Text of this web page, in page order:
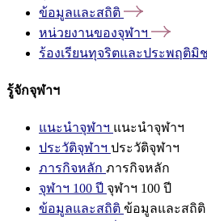
ข้อมูลและสถิติ
หน่วยงานของจุฬาฯ
ร้องเรียนทุจริตและประพฤติมิ
รู้จักจุฬาฯ
แนะนำจุฬาฯ แนะนำจุฬาฯ
ประวัติจุฬาฯ ประวัติจุฬาฯ
ภารกิจหลัก ภารกิจหลัก
จุฬาฯ 100 ปี จุฬาฯ 100 ปี
ข้อมูลและสถิติ ข้อมูลและสถิติ